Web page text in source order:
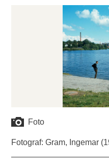
Foto
Fotograf: Gram, Ingemar